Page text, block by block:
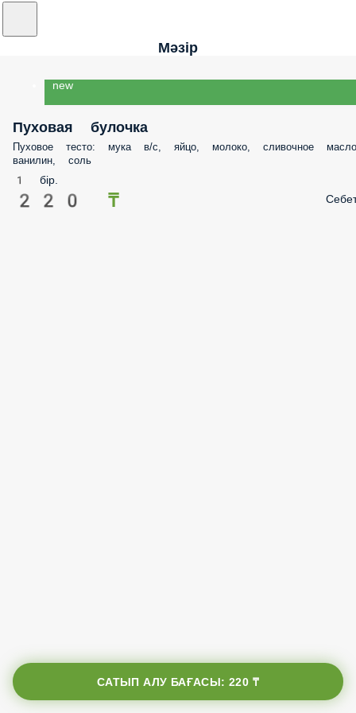
Мәзір
new
Пуховая булочка
Пуховое тесто: мука в/с, яйцо, молоко, сливочное
ванилин, соль
1 бір.
220 ₸
САТЫП АЛУ БАҒАСЫ:220 ₸